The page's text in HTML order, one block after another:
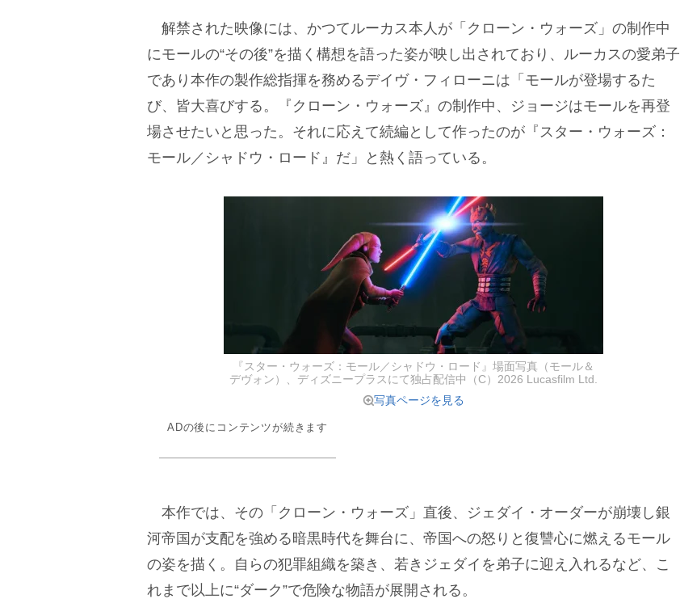
解禁された映像には、かつてルーカス本人が「クローン・ウォーズ」の制作中
にモールの“その後”を描く構想を語った姿が映し出されており、ルーカスの愛弟子
であり本作の製作総指揮を務めるデイヴ・フィローニは「モールが登場するた
び、皆大喜びする。『クローン・ウォーズ』の制作中、ジョージはモールを再登
場させたいと思った。それに応えて続編として作ったのが『スター・ウォーズ：
モール／シャドウ・ロード』だ」と熱く語っている。
『スター・ウォーズ：モール／シャドウ・ロード』場面写真（モール＆
デヴォン）、ディズニープラスにて独占配信中（C）2026 Lucasfilm Ltd.
写真ページを見る
ADの後にコンテンツが続きます
本作では、その「クローン・ウォーズ」直後、ジェダイ・オーダーが崩壊し銀
河帝国が支配を強める暗黒時代を舞台に、帝国への怒りと復讐心に燃えるモール
の姿を描く。自らの犯罪組織を築き、若きジェダイを弟子に迎え入れるなど、こ
れまで以上に“ダーク”で危険な物語が展開される。